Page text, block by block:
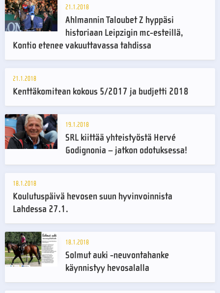
21.1.2018
Ahlmannin Taloubet Z hyppäsi
historiaan Leipzigin mc-esteillä,
Kontio etenee vakuuttavassa tahdissa
21.1.2018
Kenttäkomitean kokous 5/2017 ja budjetti 2018
19.1.2018
SRL kiittää yhteistyöstä Hervé
Godignonia – jatkon odotuksessa!
18.1.2018
Koulutuspäivä hevosen suun hyvinvoinnista
Lahdessa 27.1.
18.1.2018
Solmut auki -neuvontahanke
käynnistyy hevosalalla